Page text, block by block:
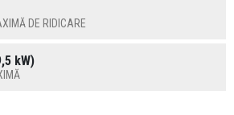
DE RIDICARE
kW)